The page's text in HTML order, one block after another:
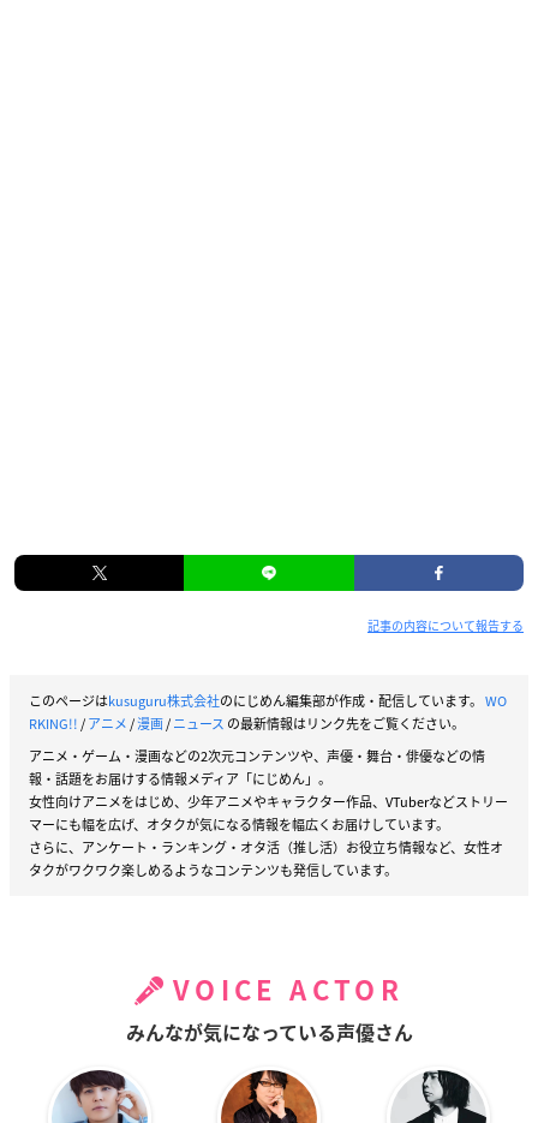
記事の内容について報告する
このページはkusuguru株式会社のにじめん編集部が作成・配信しています。 WO
RKING!!/アニメ/漫画/ニュース の最新情報はリンク先をご覧ください。
アニメ・ゲーム・漫画などの2次元コンテンツや、声優・舞台・俳優などの情
報・話題をお届けする情報メディア「にじめん」。
女性向けアニメをはじめ、少年アニメやキャラクター作品、VTuberなどストリー
マーにも幅を広げ、オタクが気になる情報を幅広くお届けしています。
さらに、アンケート・ランキング・オタ活（推し活）お役立ち情報など、女性オ
タクがワクワク楽しめるようなコンテンツも発信しています。
VOICE ACTOR
みんなが気になっている声優さん